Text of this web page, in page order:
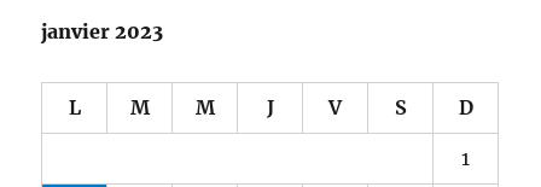
janvier 2023
L M M J V S D
1